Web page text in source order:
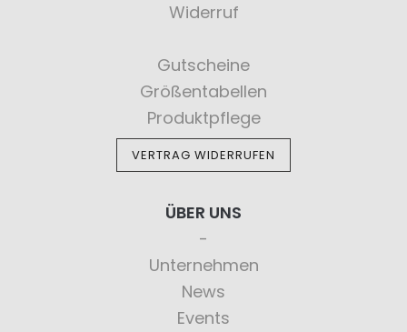
Widerruf
Gutscheine
Größentabellen
Produktpflege
VERTRAG WIDERRUFEN
ÜBER UNS
Unternehmen
News
Events